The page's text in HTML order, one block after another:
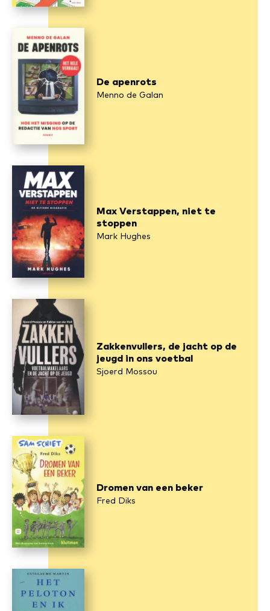
De apenrots
Menno de Galan
Max Verstappen, niet te
stoppen
Mark Hughes
Zakkenvullers, de jacht op de
jeugd in ons voetbal
Sjoerd Mossou
Dromen van een beker
Fred Diks